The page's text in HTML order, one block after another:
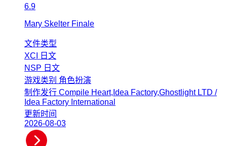
6.9
Mary Skelter Finale
文件类型
XCI
日文
NSP 日文
游戏类别 角色扮演
制作发行 Compile Heart,Idea Factory,Ghostlight LTD /
Idea Factory International
更新时间
2026-08-03